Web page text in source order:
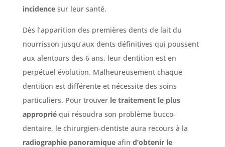
incidencesur leur santé.
Dès l’apparition des premières dents de lait du
nourrisson jusqu’aux dents définitives qui poussent
aux alentours des 6 ans, leur dentition est en
perpétuel évolution. Malheureusement chaque
dentition est différente et nécessite des soins
particuliers. Pour trouver le traitement le plus
appropriéqui résoudra son problème bucco-
dentaire, le chirurgien-dentiste aura recours à la
radiographie panoramiqueafin d’obtenir le